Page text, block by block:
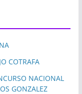
COTRAFA
NACIONAL
GONZALEZ